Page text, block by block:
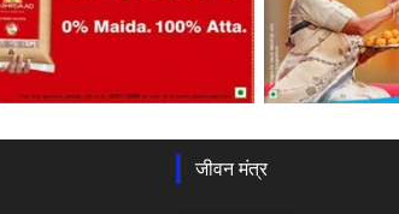
जीवन मंत्र